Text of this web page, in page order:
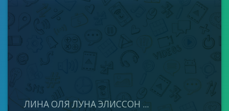
ЛИНА ОЛЯ ЛУНА ЭЛИССОН ...